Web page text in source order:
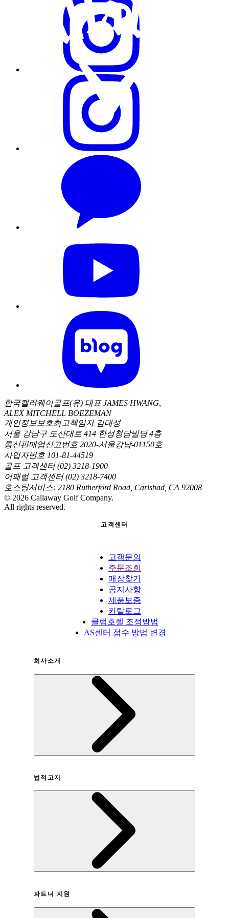
한국캘러웨이골프(유) 대표 JAMES HWANG,
ALEX MITCHELL BOEZEMAN
개인정보보호최고책임자 김대성
서울 강남구 도산대로 414 한성청담빌딩 4층
통신판매업신고번호 2020-서울강남-01150호
사업자번호 101-81-44519
골프 고객센터 (02) 3218-1900
어패럴 고객센터 (02) 3218-7400
호스팅서비스: 2180 Rutherford Road, Carlsbad, CA 92008
© 2026 Callaway Golf Company.
All rights reserved.
고객센터
고객문의
주문조회
매장찾기
공지사항
제품보증
카탈로그
클럽호젤 조정방법
AS센터 접수 방법 변경
회사소개
법적고지
개인정보취급방침
파트너 지원